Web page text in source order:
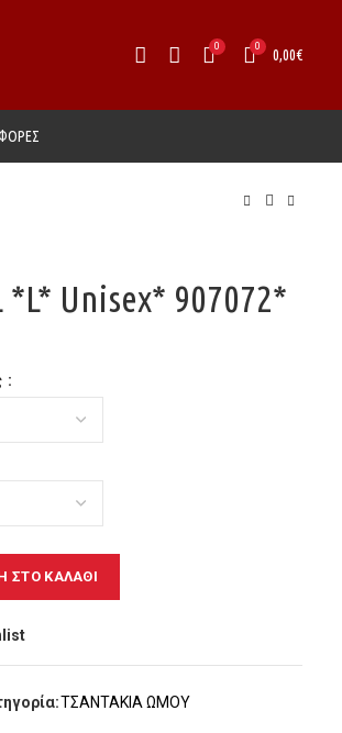
0 0 0,00€
*L* Unisex* 907072*
ΣΤΟ ΚΑΛΆΘΙ
ΤΣΑΝΤΑΚΙΑ ΩΜΟΥ